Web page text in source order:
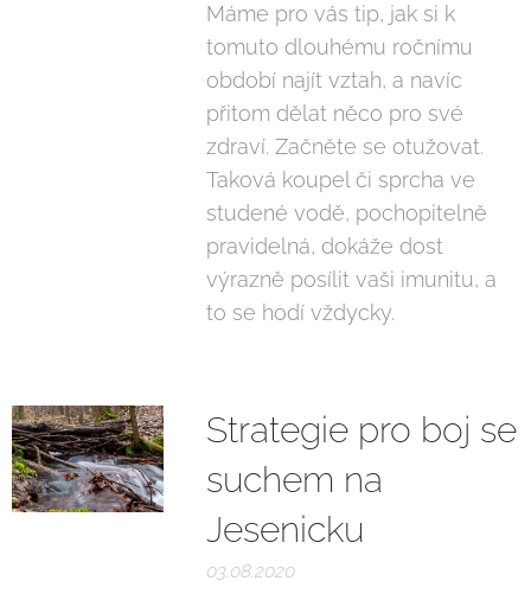
Máme pro vás tip, jak si k
tomuto dlouhému ročnímu
období najít vztah, a navíc
přitom dělat něco pro své
zdraví. Začněte se otužovat.
Taková koupel či sprcha ve
studené vodě, pochopitelně
pravidelná, dokáže dost
výrazně posílit vaši imunitu, a
to se hodí vždycky.
Strategie pro boj se
suchem na
Jesenicku
03.08.2020